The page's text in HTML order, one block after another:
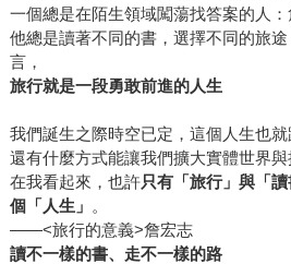
一個總是在陌生領域闖蕩找答案的人
他總是讀著不同的書，選擇不同的旅
言，
旅行就是一段勇敢前進的人生
我們誕生之際時空已定，這個人生也就
還有什麼方式能讓我們擴大實體世界與
在我看起來，也許只有「旅行」與「
個「人生」 。
——<旅行的意義>詹宏志
讀不一樣的書、走不一樣的路